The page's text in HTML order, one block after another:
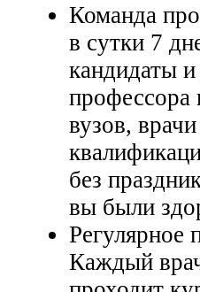
Команда
в сутки 7
кандидаты
вузов,
без
вы были
Регулярное
Каждый